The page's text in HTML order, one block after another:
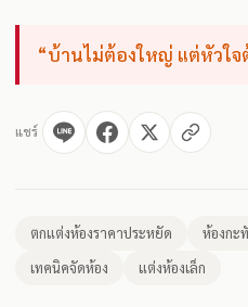
“บ้านไม่ต้องใหญ่ แต่หัวใจ
แชร์
ตกแต่งห้องราคาประหยัด ห้องกะ
เทคนิคจัดห้อง
แต่งห้องเล็ก